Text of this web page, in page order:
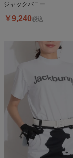
ジャックバニー
￥9,240税込